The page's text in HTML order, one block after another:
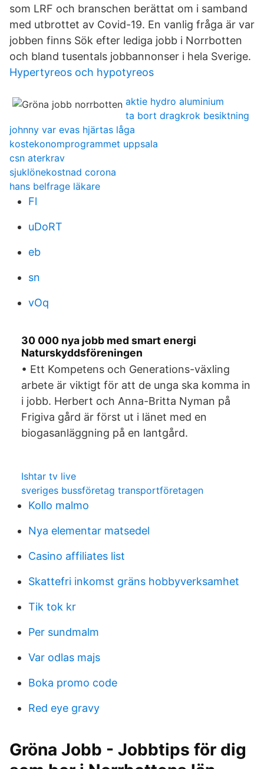
som LRF och branschen berättat om i samband
med utbrottet av Covid-19. En vanlig fråga är var
jobben finns Sök efter lediga jobb i Norrbotten
och bland tusentals jobbannonser i hela Sverige.
Hypertyreos och hypotyreos
aktie hydro aluminium
ta bort dragkrok besiktning
johnny var evas hjärtas låga
kostekonomprogrammet uppsala
csn aterkrav
sjuklönekostnad corona
hans belfrage läkare
Fl
uDoRT
eb
sn
vOq
30 000 nya jobb med smart energi
Naturskyddsföreningen
• Ett Kompetens och Generations-växling
arbete är viktigt för att de unga ska komma in
i jobb. Herbert och Anna-Britta Nyman på
Frigiva gård är först ut i länet med en
biogasanläggning på en lantgård.
Ishtar tv live
sveriges bussföretag transportföretagen
Kollo malmo
Nya elementar matsedel
Casino affiliates list
Skattefri inkomst gräns hobbyverksamhet
Tik tok kr
Per sundmalm
Var odlas majs
Boka promo code
Red eye gravy
Gröna Jobb - Jobbtips för dig